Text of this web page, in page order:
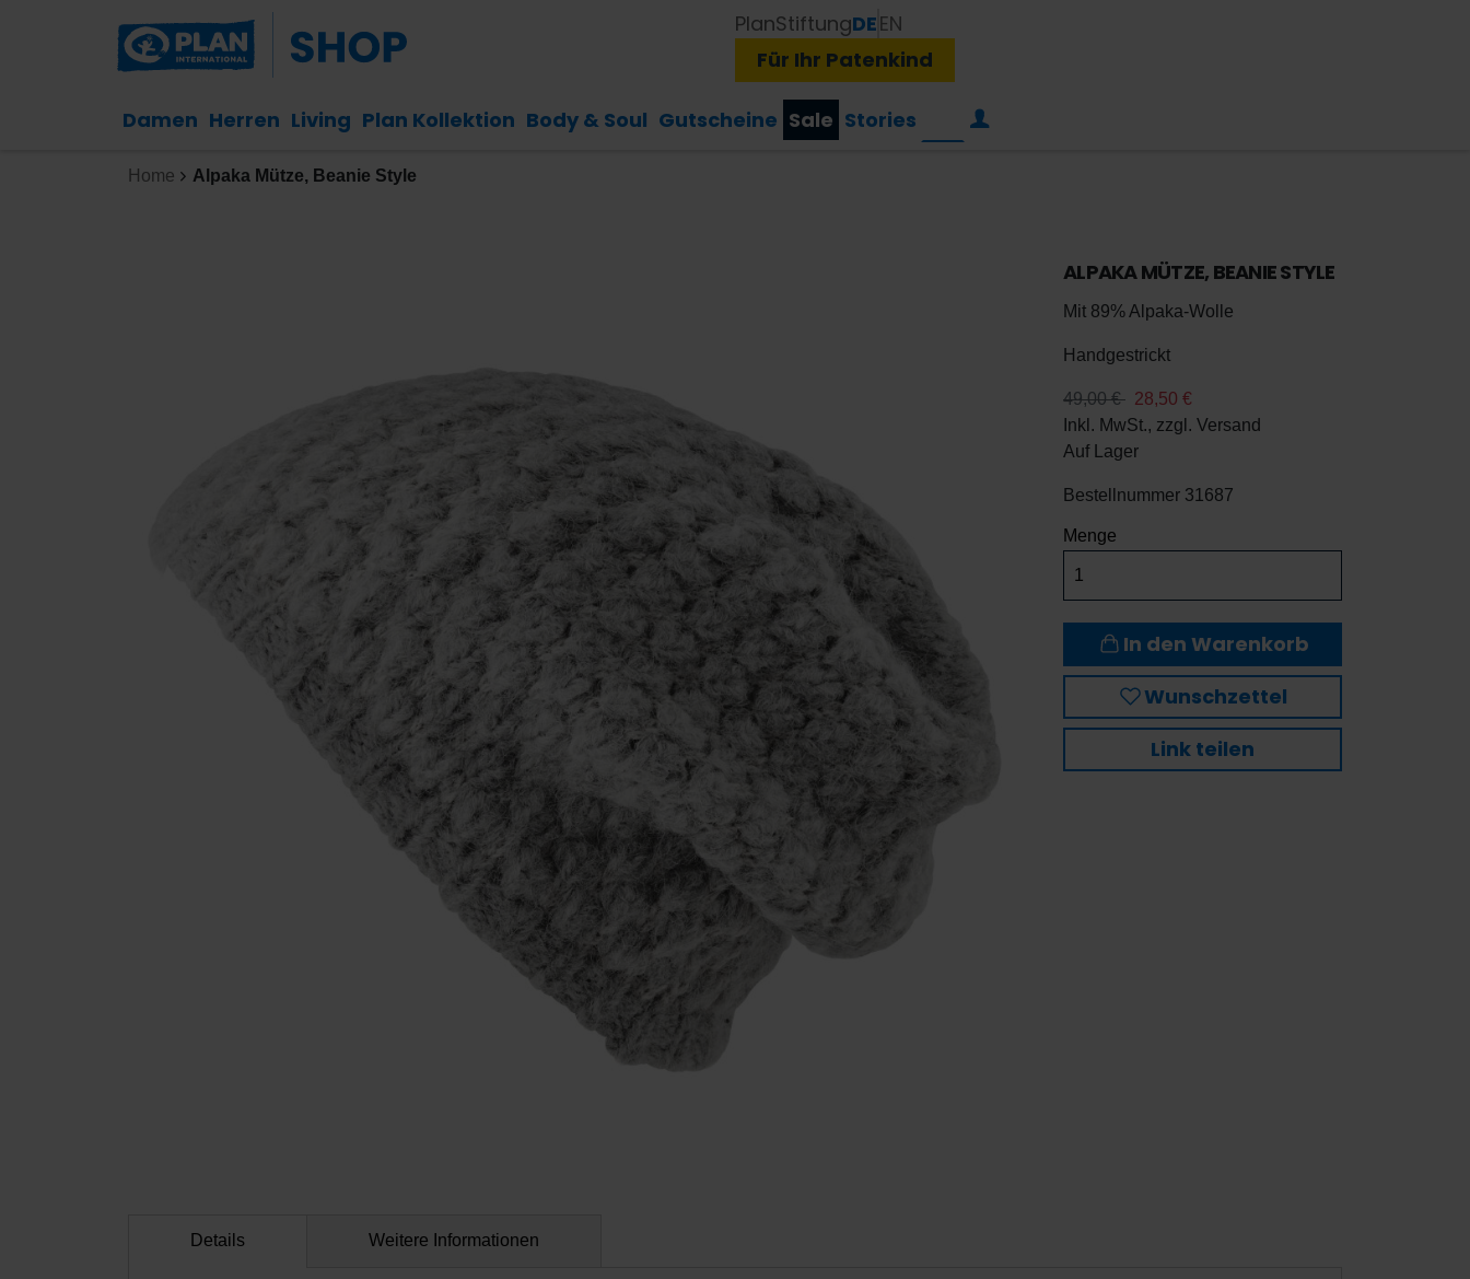
Damen Herren Living Plan Kollektion Body & Soul Gutscheine Sale Stories
Für Ihr Patenkind
PlanStiftungDEEN
Home Alpaka Mütze, Beanie Style
ALPAKA MÜTZE, BEANIE STYLE
Mit 89% Alpaka-Wolle
Handgestrickt
49,00 €
28,50 €
Inkl. MwSt., zzgl. Versand
Auf Lager
Bestellnummer 31687
Menge
In den Warenkorb
Wunschzettel
Link teilen
Details Weitere Informationen